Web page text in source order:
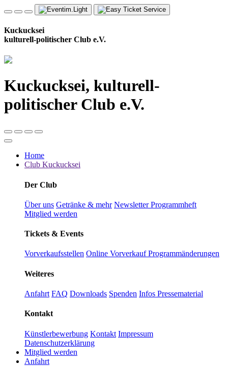
Kuckucksei
kulturell-politischer Club e.V.
Kuckucksei, kulturell-
politischer Club e.V.
Home
Club Kuckucksei
Der Club
Über uns Getränke & mehr NewsletterProgrammheft
Mitglied werden
Tickets & Events
Vorverkaufsstellen Online VorverkaufProgrammänderungen
Weiteres
Anfahrt FAQ Downloads Spenden Infos Pressematerial
Kontakt
Künstlerbewerbung Kontakt Impressum
Datenschutzerklärung
Mitglied werden
Anfahrt